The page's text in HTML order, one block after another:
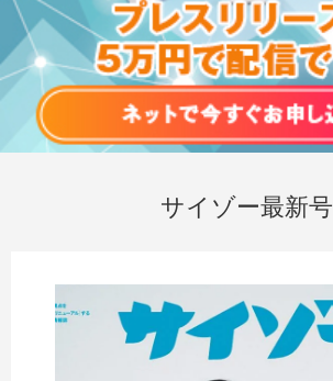
サイゾー最新号